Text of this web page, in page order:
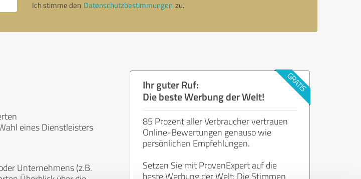
Ich stimme den Datenschutzbestimmungen zu.
eines Dienstleisters
Unternehmens (z.B.
Ihr guter Ruf:
Die beste Werbung der Welt!
85 Prozent aller Verbraucher vertrauen
Online-Bewertungen genauso wie
persönlichen Empfehlungen.
Setzen Sie mit ProvenExpert auf die
beste Werbung der Welt: Die Stimmen